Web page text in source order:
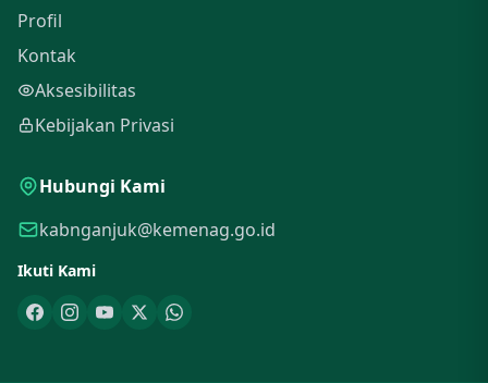
Profil
Kontak
Aksesibilitas
Kebijakan Privasi
Hubungi Kami
kabnganjuk@kemenag.go.id
Ikuti Kami